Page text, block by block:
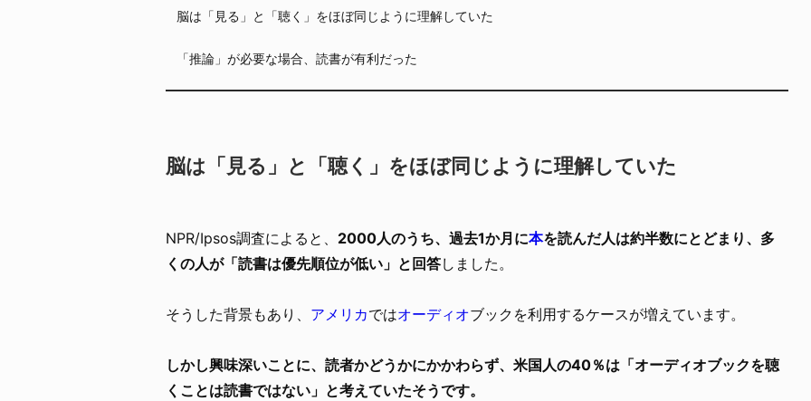
脳は「見る」と「聴く」をほぼ同じように理解していた
「推論」が必要な場合、読書が有利だった
脳は「見る」と「聴く」をほぼ同じように理解していた
NPR/Ipsos調査によると、 2000人のうち、過去1か月に本を読んだ人は約半数にとどまり、多
くの人が「読書は優先順位が低い」と回答しました。
そうした背景もあり、 アメリカではオーディオブックを利用するケースが増えています。
しかし興味深いことに、読者かどうかにかかわらず、米国人の40％は「オーディオブックを聴
くことは読書ではない」と考えていたそうです。